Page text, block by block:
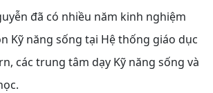
đã có nhiều năm kinh nghiệm
Kỹ năng sống tại Hệ thống giáo dục
các trung tâm dạy Kỹ năng sống và